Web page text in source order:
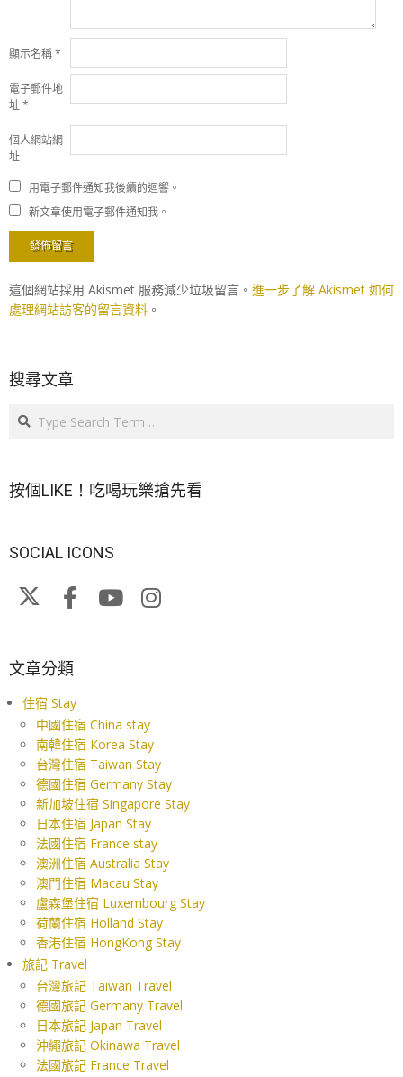
顯示名稱*
電子郵件地
址*
個人網站網
址
用電子郵件通知我後續的迴響。
新文章使用電子郵件通知我。
這個網站採用 Akismet 服務減少垃圾留言。 進一步了解 Akismet 如何
處理網站訪客的留言資料 。
搜尋文章
Search
按個LIKE！吃喝玩樂搶先看
SOCIAL ICONS
文章分類
住宿 Stay
中國住宿 China stay
南韓住宿 Korea Stay
台灣住宿 Taiwan Stay
德國住宿 Germany Stay
新加坡住宿 Singapore Stay
日本住宿 Japan Stay
法國住宿 France stay
澳洲住宿 Australia Stay
澳門住宿 Macau Stay
盧森堡住宿 Luxembourg Stay
荷蘭住宿 Holland Stay
香港住宿 HongKong Stay
旅記 Travel
台灣旅記 Taiwan Travel
德國旅記 Germany Travel
日本旅記 Japan Travel
沖繩旅記 Okinawa Travel
法國旅記 France Travel